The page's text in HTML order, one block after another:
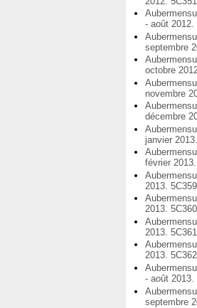
- août 2012.
septembre
octobre
novembre
décembre
janvier
février
2013. 5C359
2013. 5C360
2013. 5C361
2013. 5C362
- août 2013.
septembre